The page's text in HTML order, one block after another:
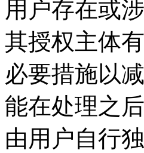
用户存在或
其授权主体
必要措施以
能在处理之
由用户自行